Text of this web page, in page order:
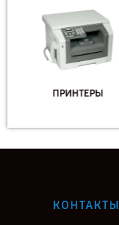
ПРИНТЕРЫ
КОНТАКТЫ